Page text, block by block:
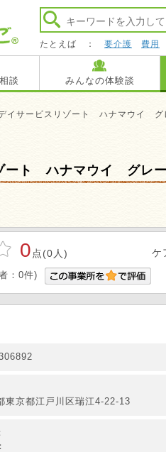
たとえば ： 要介護 費用
談 みんなの体験談
イサービスリゾート ハナマウイ グ
ート ハナマウイ グレ
0 点(0人) ケ
：0件)
東京都江戸川区瑞江4-22-13